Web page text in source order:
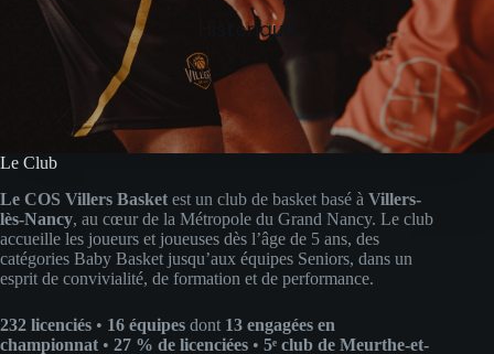
Historique
Le Club
Le COS Villers Basket est un club de basket basé à Villers-
lès-Nancy, au cœur de la Métropole du Grand Nancy. Le club
accueille les joueurs et joueuses dès l’âge de 5 ans, des
catégories Baby Basket jusqu’aux équipes Seniors, dans un
esprit de convivialité, de formation et de performance.
232 licenciés • 16 équipes dont 13 engagées en
championnat • 27 % de licenciées • 5ᵉ club de Meurthe-et-